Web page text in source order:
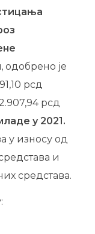
, одобрено је
рсд
рсд
у 2021.
у износу од
и
средстава.